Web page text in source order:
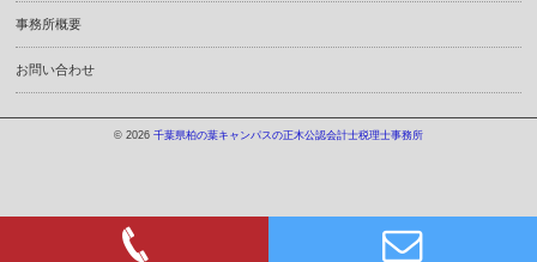
事務所概要
お問い合わせ
© 2026 千葉県柏の葉キャンパスの正木公認会計士税理士事務所